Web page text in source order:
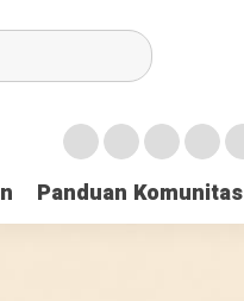
Panduan Komunitas